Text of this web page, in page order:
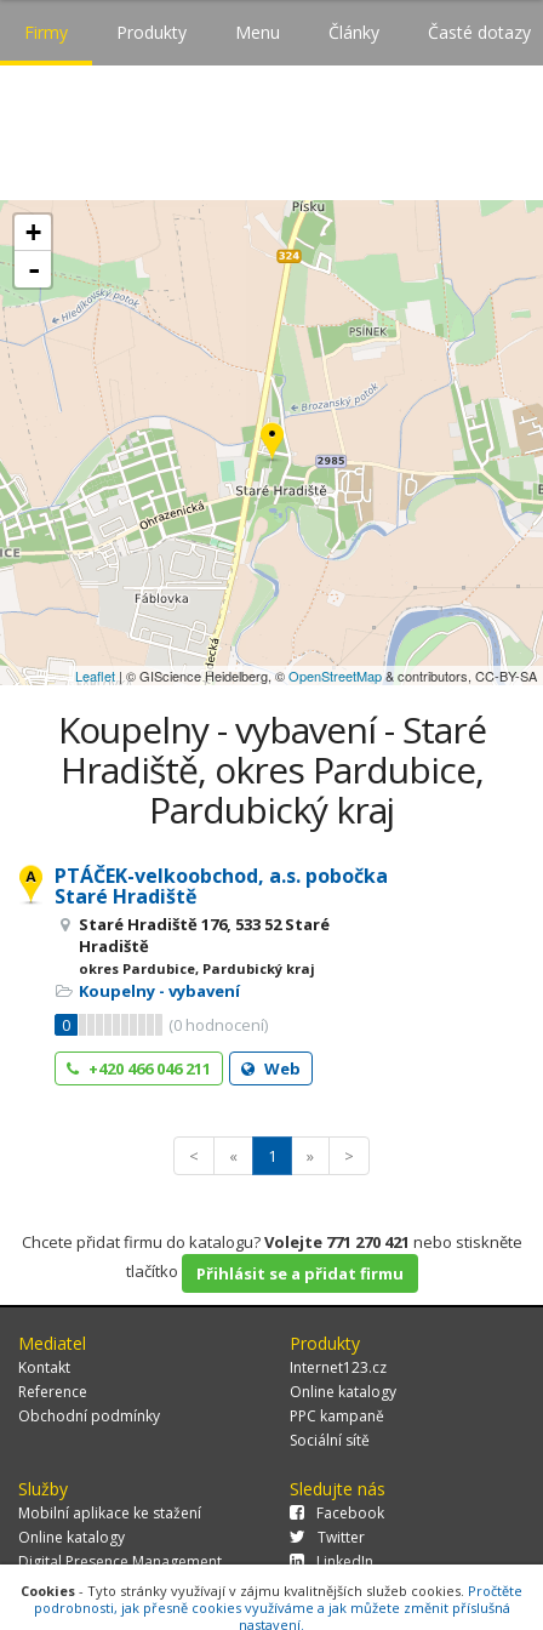
Firmy Produkty Menu Články Časté dotazy
+
-
Leaflet | © GIScience Heidelberg, ©OpenStreetMap& contributors, CC-BY-SA
Koupelny - vybavení - Staré
Hradiště, okres Pardubice,
Pardubický kraj
PTÁČEK-velkoobchod, a.s. pobočka
Staré Hradiště
Staré Hradiště 176, 533 52 Staré
Hradiště
okres Pardubice, Pardubický kraj
Koupelny - vybavení
0
(0 hodnocení)
+420 466 046 211
Web
< « 1 » >
Chcete přidat firmu do katalogu?Volejte 771 270 421 nebo stiskněte
tlačítko
Přihlásit se a přidat firmu
Mediatel
Kontakt
Reference
Obchodní podmínky
Produkty
Internet123.cz
Online katalogy
PPC kampaně
Sociální sítě
Služby
Mobilní aplikace ke stažení
Online katalogy
Digital Presence Management
Více zákazníků
Sledujte nás
Facebook
Twitter
LinkedIn
Cookies - Tyto stránky využívají v zájmu kvalitnějších služeb cookies. Pročtěte
podrobnosti, jak přesně cookies využíváme a jak můžete změnit příslušná
nastavení.